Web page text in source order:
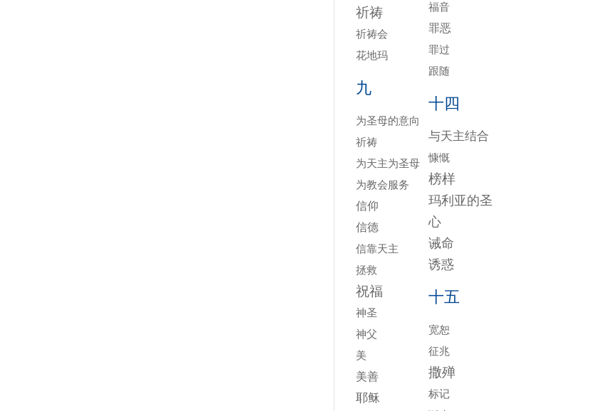
祈祷
祈祷会
花地玛
九
为圣母的意向
祈祷
为天主为圣母
为教会服务
信仰
信德
信靠天主
拯救
祝福
神圣
神父
美
美善
耶稣
福音
罪恶
罪过
跟随
十四
与天主结合
慷慨
榜样
玛利亚的圣
心
诫命
诱惑
十五
宽恕
征兆
撒殚
标记